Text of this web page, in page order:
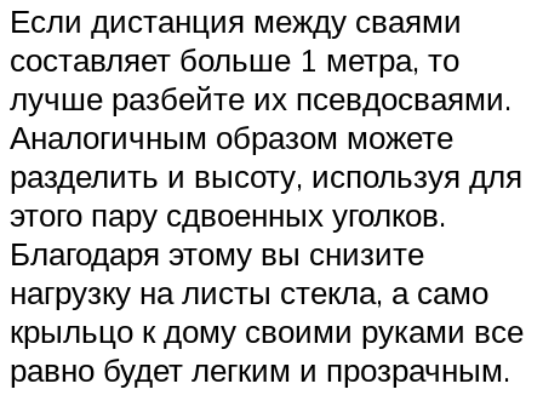
Если дистанция между сваями
составляет больше 1 метра, то
лучше разбейте их псевдосваями.
Аналогичным образом можете
разделить и высоту, используя для
этого пару сдвоенных уголков.
Благодаря этому вы снизите
нагрузку на листы стекла, а само
крыльцо к дому своими руками все
равно будет легким и прозрачным.